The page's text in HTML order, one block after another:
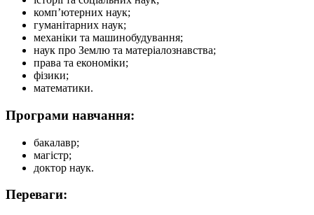
комп’ютерних наук;
гуманітарних наук;
механіки та машинобудування;
наук про Землю та матеріалознавства;
права та економіки;
фізики;
математики.
Програми навчання:
бакалавр;
магістр;
доктор наук.
Переваги: